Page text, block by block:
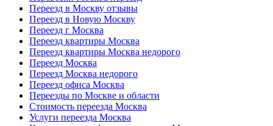
Переезд в Москву отзывы
Переезд в Новую Москву
Переезд г Москва
Переезд квартиры Москва
Переезд квартиры Москва недорого
Переезд Москва
Переезд Москва недорого
Переезд офиса Москва
Переезды по Москве и области
Стоимость переезда Москва
Услуги переезда Москва